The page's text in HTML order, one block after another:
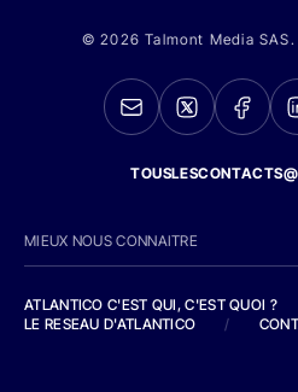
© 2026 Talmont Media
MIEUX NOUS CONNAITRE
ATLANTICO C'EST QUI, C'EST QUOI ?
LE RESEAU D'ATLANTICO
/